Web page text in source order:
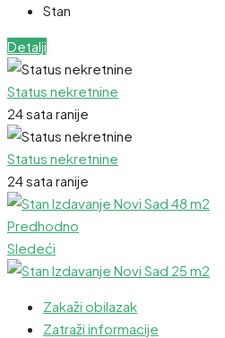
Stan
Detalji
Status nekretnine
24 sata ranije
Status nekretnine
24 sata ranije
Predhodno
Sledeći
Zakaži obilazak
Zatraži informacije